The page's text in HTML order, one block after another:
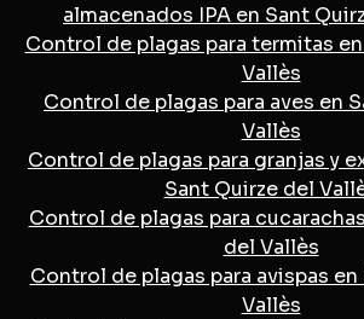
almacenados IPA en Sant
Control de plagas para termitas
Vallès
Control de plagas para aves en
Vallès
Control de plagas para granjas y
Sant Quirze del
Control de plagas para
del Vallès
Control de plagas para avispas
Vallès